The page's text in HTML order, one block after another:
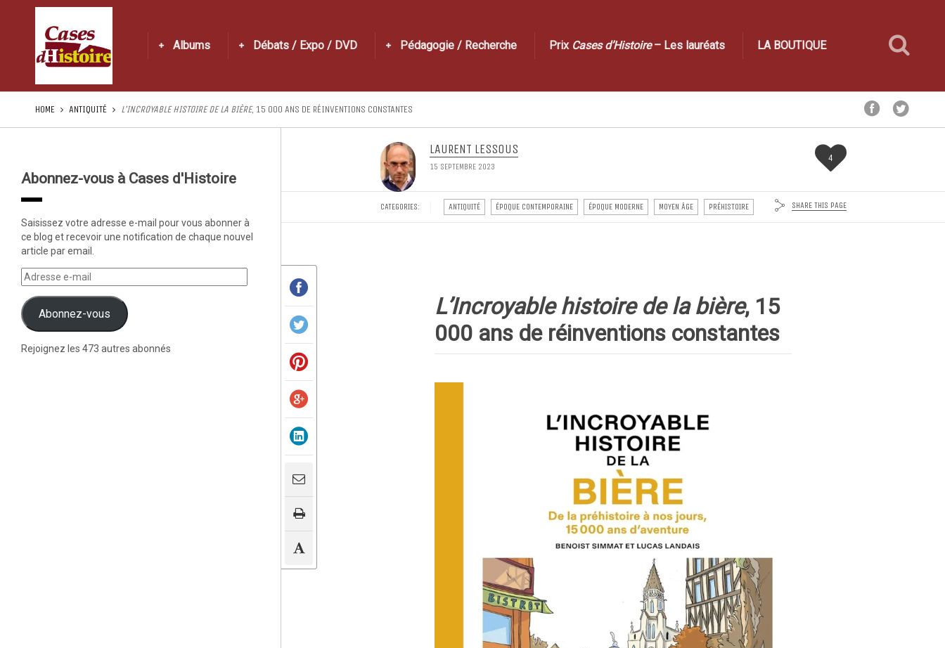
Albums Débats / Expo / DVD Pédagogie / Recherche Prix Cases d’Histoire– Les lauréats LA BOUTIQUE
HOME ANTIQUITÉ L’INCROYABLE HISTOIRE DE LA BIÈRE, 15 000 ANS DE RÉINVENTIONS CONSTANTES
Abonnez-vous à Cases d'Histoire
Saisissez votre adresse e-mail pour vous abonner à
ce blog et recevoir une notification de chaque nouvel
article par email.
Abonnez-vous
Rejoignez les 473 autres abonnés
LAURENT LESSOUS
15 SEPTEMBRE 2023
4
CATEGORIES: ANTIQUITÉ ÉPOQUE CONTEMPORAINE ÉPOQUE MODERNE MOYEN ÂGE PRÉHISTOIRE SHARE THIS PAGE
L’Incroyable histoire de la bière, 15
000 ans de réinventions constantes